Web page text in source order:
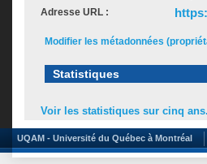
Adresse URL :
Modifier les métadonnées
Statistiques
Voir les statistiques sur cinq
UQAM - Université du Québec à Montréal